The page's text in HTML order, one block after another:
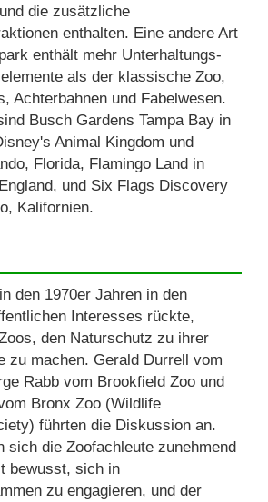
die zusätzliche
enthalten. Eine andere Art
enthält mehr Unterhaltungs-
als der klassische Zoo,
Achterbahnen und Fabelwesen.
Busch Gardens Tampa Bay in
Animal Kingdom und
Florida, Flamingo Land in
und Six Flags Discovery
Kalifornien.
den 1970er Jahren in den
Interesses rückte,
den Naturschutz zu ihrer
zu machen. Gerald Durrell vom
Rabb vom Brookfield Zoo und
Bronx Zoo (Wildlife
führten die Diskussion an.
sich die Zoofachleute zunehmend
bewusst, sich in
zu engagieren, und der